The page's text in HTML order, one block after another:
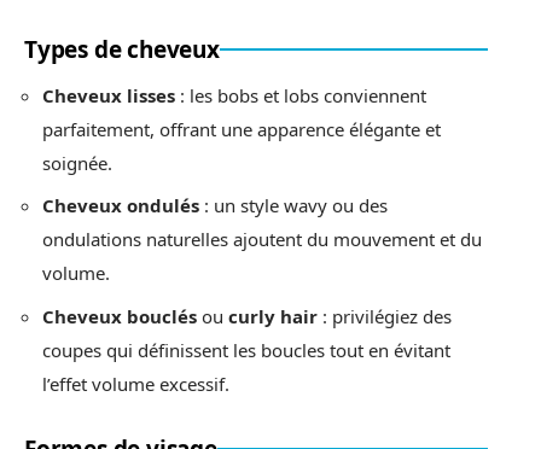
Types de cheveux
Cheveux lisses : les bobs et lobs conviennent
parfaitement, offrant une apparence élégante et
soignée.
Cheveux ondulés : un style wavy ou des
ondulations naturelles ajoutent du mouvement et du
volume.
Cheveux bouclés ou curly hair : privilégiez des
coupes qui définissent les boucles tout en évitant
l’effet volume excessif.